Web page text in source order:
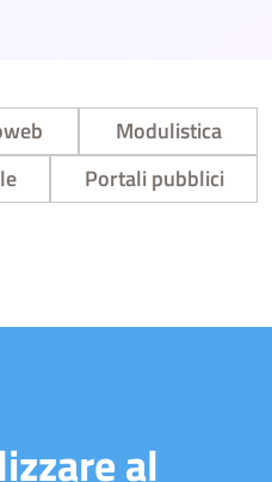
Modulistica
Portali pubblici
al